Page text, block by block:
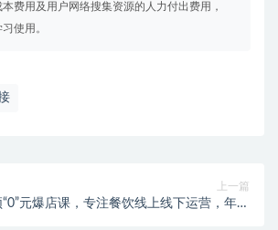
费用及用户网络搜集资源的人力付出费用，
使用。
上一篇
元爆店课，专注餐饮线上线下运营，年入